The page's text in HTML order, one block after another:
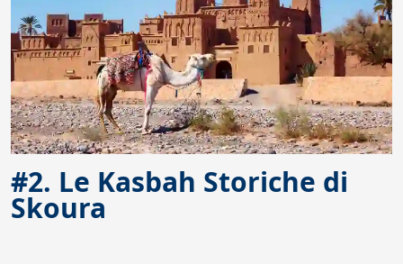
#2. Le Kasbah Storiche di
Skoura